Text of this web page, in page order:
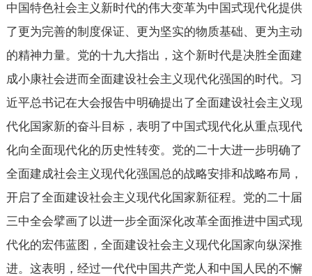
中国特色社会主义新时代的伟大变革为中国式现代化提供
了更为完善的制度保证、更为坚实的物质基础、更为主动
的精神力量。党的十九大指出，这个新时代是决胜全面建
成小康社会进而全面建设社会主义现代化强国的时代。习
近平总书记在大会报告中明确提出了全面建设社会主义现
代化国家新的奋斗目标，表明了中国式现代化从重点现代
化向全面现代化的历史性转变。党的二十大进一步明确了
全面建成社会主义现代化强国总的战略安排和战略布局，
开启了全面建设社会主义现代化国家新征程。党的二十届
三中全会擘画了以进一步全面深化改革全面推进中国式现
代化的宏伟蓝图，全面建设社会主义现代化国家向纵深推
进。这表明，经过一代代中国共产党人和中国人民的不懈